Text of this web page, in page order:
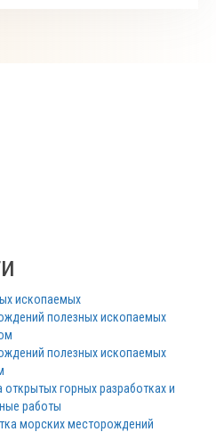
ископаемых
полезных ископаемых
полезных ископаемых
горных разработках и
работы
морских месторождений